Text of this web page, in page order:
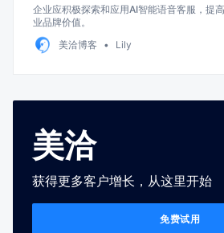
企业应积极探索和应用AI智能语音客服，提
业品牌价值。
美洽博客
Lily
美洽
获得更多客户增长，从这里开始
免费试用